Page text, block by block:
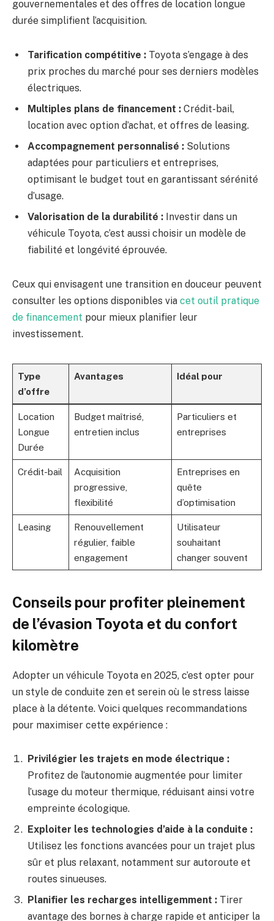
gouvernementales et des offres de location longue
durée simplifient l’acquisition.
Tarification compétitive : Toyota s’engage à des
prix proches du marché pour ses derniers modèles
électriques.
Multiples plans de financement : Crédit-bail,
location avec option d’achat, et offres de leasing.
Accompagnement personnalisé : Solutions
adaptées pour particuliers et entreprises,
optimisant le budget tout en garantissant sérénité
d’usage.
Valorisation de la durabilité : Investir dans un
véhicule Toyota, c’est aussi choisir un modèle de
fiabilité et longévité éprouvée.
Ceux qui envisagent une transition en douceur peuvent
consulter les options disponibles via cet outil pratique
de financement pour mieux planifier leur
investissement.
Type
d’offre
Avantages Idéal pour
Location
Longue
Durée
Budget maîtrisé,
entretien inclus
Particuliers et
entreprises
Crédit-bail
Acquisition
progressive,
flexibilité
Entreprises en
quête
d’optimisation
Leasing
Renouvellement
régulier, faible
engagement
Utilisateur
souhaitant
changer souvent
Conseils pour profiter pleinement
de l’évasion Toyota et du confort
kilomètre
Adopter un véhicule Toyota en 2025, c’est opter pour
un style de conduite zen et serein où le stress laisse
place à la détente. Voici quelques recommandations
pour maximiser cette expérience :
Privilégier les trajets en mode électrique :
Profitez de l’autonomie augmentée pour limiter
l’usage du moteur thermique, réduisant ainsi votre
empreinte écologique.
Exploiter les technologies d’aide à la conduite :
Utilisez les fonctions avancées pour un trajet plus
sûr et plus relaxant, notamment sur autoroute et
routes sinueuses.
Planifier les recharges intelligemment : Tirer
avantage des bornes à charge rapide et anticiper la